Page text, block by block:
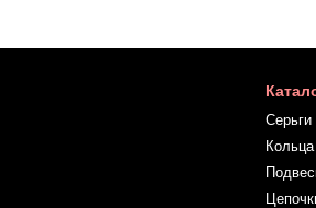
Серьги
Кольца